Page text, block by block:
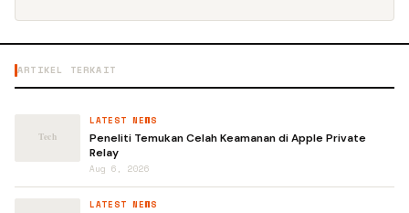
ARTIKEL TERKAIT
LATEST NEWS
Peneliti Temukan Celah Keamanan di Apple Private
Relay
Aug 6, 2026
LATEST NEWS